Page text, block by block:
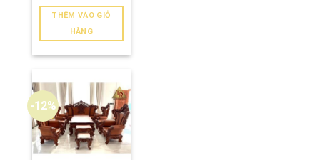
là:
16.000.000VND.
tại
THÊM VÀO GIỎ
HÀNG
-12%